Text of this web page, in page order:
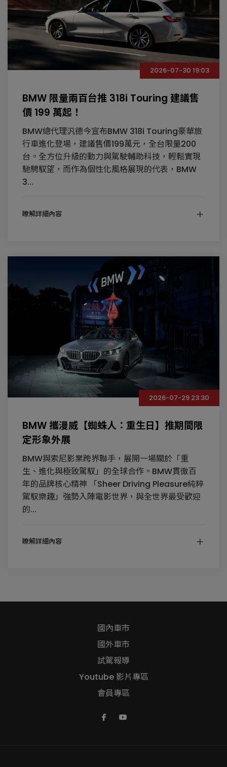
2026-07-30 19:03
BMW 限量兩百台推 318i Touring 建議售
價 199 萬起！
BMW總代理汎德今宣布BMW 318i Touring豪華旅
行車進化登場，建議售價199萬元，全台限量200
台。全方位升級的動力與駕駛輔助科技，輕鬆實現
馳騁馭望，而作為個性化風格展現的代表，BMW
3...
瞭解詳細內容
2026-07-29 23:30
BMW 攜漫威【蜘蛛人：重生日】推期間限
定形象外展
BMW與索尼影業跨界聯手，展開一場關於「重
生、進化與極致駕馭」的全球合作。BMW貫徹百
年的品牌核心精神 「Sheer Driving Pleasure純粹
駕馭樂趣」強勢入陣電影世界，與全世界最受歡迎
的...
瞭解詳細內容
國內車市
國外車市
試駕報導
Youtube 影片專區
會員專區